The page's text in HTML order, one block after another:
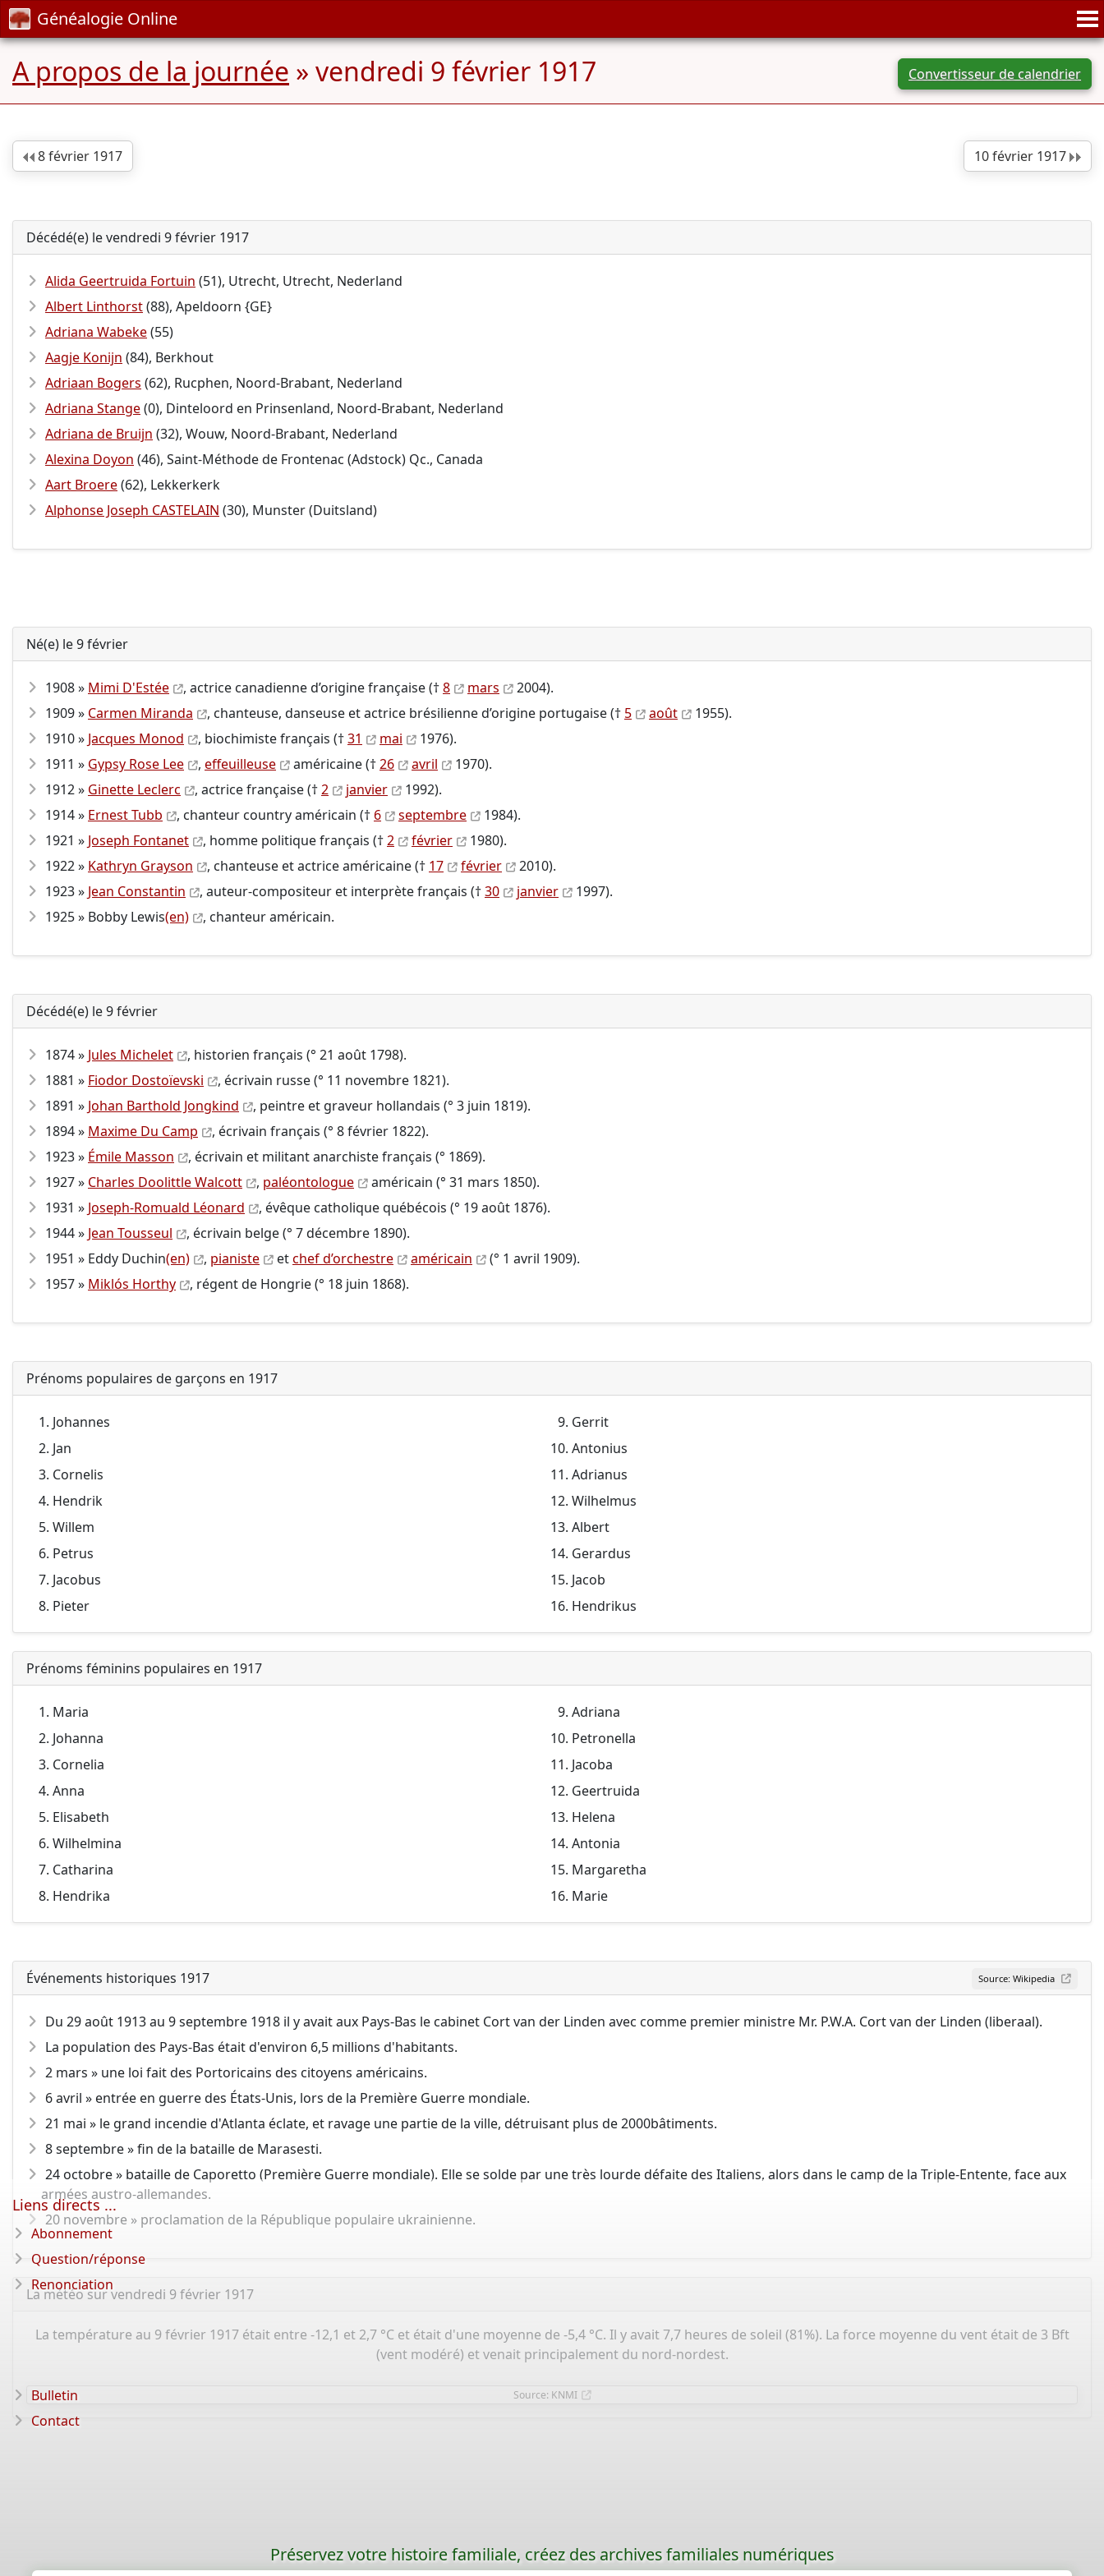
Généalogie Online
A propos de la journée » vendredi 9 février 1917 Convertisseur de calendrier
10 février 1917
8 février 1917
Décédé(e) le vendredi 9 février 1917
Alida Geertruida Fortuin (51), Utrecht, Utrecht, Nederland
Albert Linthorst(88), Apeldoorn {GE}
Adriana Wabeke(55)
Aagje Konijn (84), Berkhout
Adriaan Bogers (62), Rucphen, Noord-Brabant, Nederland
Adriana Stange(0), Dinteloord en Prinsenland, Noord-Brabant, Nederland
Adriana de Bruijn (32), Wouw, Noord-Brabant, Nederland
Alexina Doyon (46), Saint-Méthode de Frontenac (Adstock) Qc., Canada
Aart Broere(62), Lekkerkerk
Alphonse Joseph CASTELAIN (30), Munster (Duitsland)
Né(e) le 9 février
1908 » Mimi D'Estée , actrice canadienne d’origine française (†8 mars
2004).
1909 » Carmen Miranda , chanteuse, danseuse et actrice brésilienne d’origine portugaise († 5 août
1955).
1910 » Jacques Monod , biochimiste français (†31 mai
1976).
1911 » Gypsy Rose Lee , effeuilleuse américaine (†26 avril
1970).
1912 » Ginette Leclerc , actrice française (†2 janvier
1992).
1914 » Ernest Tubb , chanteur country américain († 6 septembre
1984).
1921 » Joseph Fontanet , homme politique français (†2 février
1980).
1922 » Kathryn Grayson , chanteuse et actrice américaine († 17 février
2010).
1923 » Jean Constantin , auteur-compositeur et interprète français (†30 janvier
1997).
1925 » Bobby Lewis(en) , chanteur américain.
Décédé(e) le 9 février
1874 » Jules Michelet
, historien français (° 21 août 1798).
1881 » Fiodor Dostoïevski
, écrivain russe (° 11 novembre 1821).
1891 » Johan Barthold Jongkind
, peintre et graveur hollandais (° 3 juin 1819).
1894 » Maxime Du Camp
, écrivain français (° 8 février 1822).
1923 » Émile Masson
, écrivain et militant anarchiste français (° 1869).
1927 » Charles Doolittle Walcott , paléontologue
américain (° 31 mars 1850).
1931 » Joseph-Romuald Léonard
, évêque catholique québécois (° 19 août 1876).
1944 » Jean Tousseul
, écrivain belge (° 7 décembre 1890).
1951 » Eddy Duchin(en) , pianiste etchef d’orchestre américain
(° 1 avril 1909).
1957 » Miklós Horthy , régent de Hongrie (° 18 juin 1868).
Prénoms populaires de garçons en 1917
Johannes
Jan
Cornelis
Hendrik
Willem
Petrus
Jacobus
Pieter
Gerrit
Antonius
Adrianus
Wilhelmus
Albert
Gerardus
Jacob
Hendrikus
Prénoms féminins populaires en 1917
Maria
Johanna
Cornelia
Anna
Elisabeth
Wilhelmina
Catharina
Hendrika
Adriana
Petronella
Jacoba
Geertruida
Helena
Antonia
Margaretha
Marie
Source: Wikipedia
Événements historiques 1917
Du 29 août 1913 au 9 septembre 1918 il y avait aux Pays-Bas le cabinet Cort van der Linden avec comme premier ministre Mr. P.W.A. Cort van der Linden (liberaal).
La population des Pays-Bas était d'environ 6,5 millions d'habitants.
2 mars » une loi fait des Portoricains des citoyens américains.
6 avril » entrée en guerre des États-Unis, lors de la Première Guerre mondiale.
21 mai » le grand incendie d'Atlanta éclate, et ravage une partie de la ville, détruisant plus de 2000bâtiments.
8 septembre » fin de la bataille de Marasesti.
24 octobre » bataille de Caporetto (Première Guerre mondiale). Elle se solde par une très lourde défaite des Italiens, alors dans le camp de la Triple-Entente, face aux
armées austro-allemandes.
20 novembre » proclamation de la République populaire ukrainienne.
La météo sur vendredi 9 février 1917
La température au 9 février 1917 était entre -12,1 et 2,7 °C et était d'une moyenne de -5,4 °C. Il y avait 7,7 heures de soleil (81%). La force moyenne du vent était de 3 Bft
(vent modéré) et venait principalement du nord-nordest.
Source: KNMI
Liens directs ...
Abonnement
Question/réponse
Renonciation
Bulletin
Contact
Préservez votre histoire familiale, créez des archives familiales numériques